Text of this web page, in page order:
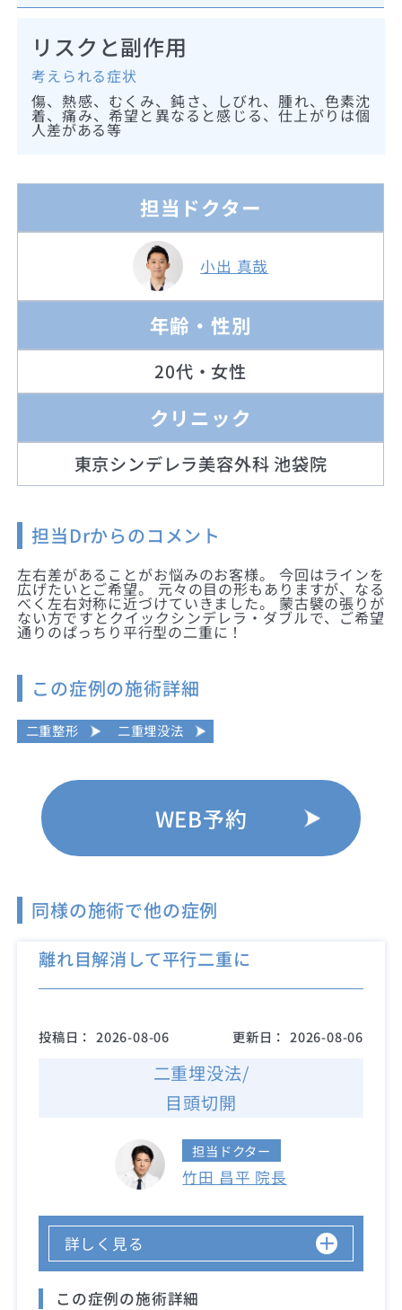
リスクと副作用
考えられる症状
傷、熱感、むくみ、鈍さ、しびれ、腫れ、色素沈
着、痛み、希望と異なると感じる、仕上がりは個
人差がある等
担当ドクター
小出 真哉
年齢・性別
20代・女性
クリニック
東京シンデレラ美容外科 池袋院
担当Drからのコメント
左右差があることがお悩みのお客様。 今回はラインを
広げたいとご希望。 元々の目の形もありますが、なる
べく左右対称に近づけていきました。 蒙古襞の張りが
ない方ですとクイックシンデレラ・ダブルで、ご希望
通りのぱっちり平行型の二重に！
この症例の施術詳細
二重整形 二重埋没法
WEB予約
同様の施術で他の症例
離れ目解消して平行二重に
投稿日： 2026-08-06 更新日： 2026-08-06
二重埋没法/
目頭切開
担当ドクター
竹田 昌平 院長
詳しく見る
この症例の施術詳細